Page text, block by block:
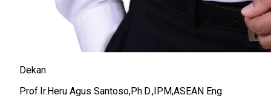
Dekan
Prof.Ir.Heru Agus Santoso,Ph.D.,IPM,ASEAN Eng